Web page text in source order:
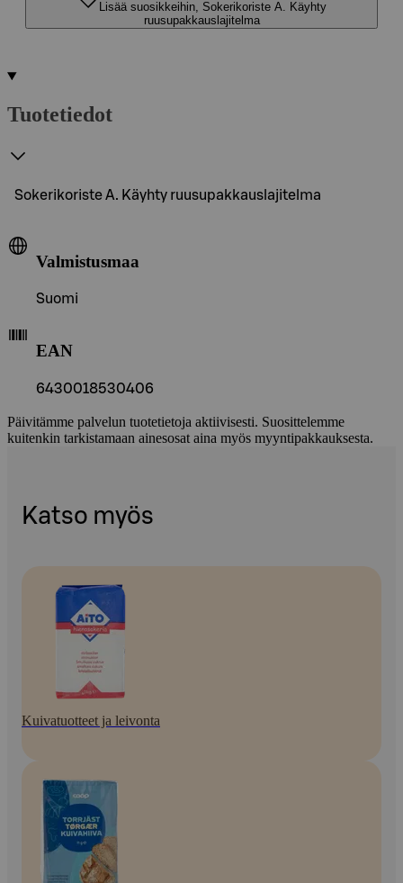
Lisää suosikkeihin, Sokerikoriste A. Käyhty
ruusupakkauslajitelma
Tuotetiedot
Sokerikoriste A. Käyhty ruusupakkauslajitelma
Valmistusmaa
Suomi
EAN
6430018530406
Päivitämme palvelun tuotetietoja aktiivisesti. Suosittelemme
kuitenkin tarkistamaan ainesosat aina myös myyntipakkauksesta.
Katso myös
Kuivatuotteet ja leivonta